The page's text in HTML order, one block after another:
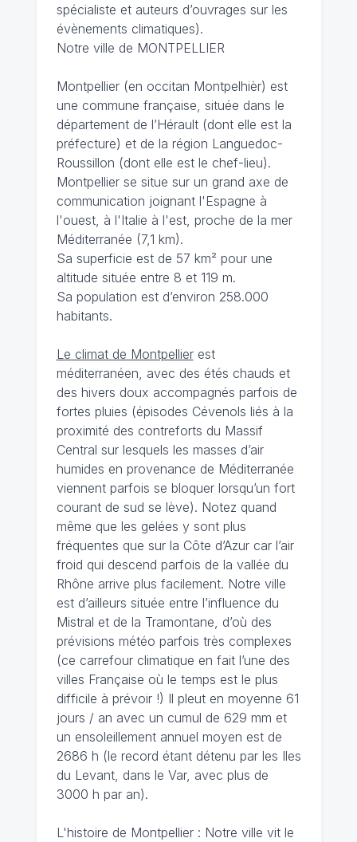
spécialiste et auteurs d’ouvrages sur les
évènements climatiques).
Notre ville de MONTPELLIER
Montpellier (en occitan Montpelhièr) est
une commune française, située dans le
département de l’Hérault (dont elle est la
préfecture) et de la région Languedoc-
Roussillon (dont elle est le chef-lieu).
Montpellier se situe sur un grand axe de
communication joignant l'Espagne à
l'ouest, à l'Italie à l'est, proche de la mer
Méditerranée (7,1 km).
Sa superficie est de 57 km² pour une
altitude située entre 8 et 119 m.
Sa population est d’environ 258.000
habitants.
Le climat de Montpellierest
méditerranéen, avec des étés chauds et
des hivers doux accompagnés parfois de
fortes pluies (épisodes Cévenols liés à la
proximité des contreforts du Massif
Central sur lesquels les masses d’air
humides en provenance de Méditerranée
viennent parfois se bloquer lorsqu’un fort
courant de sud se lève). Notez quand
même que les gelées y sont plus
fréquentes que sur la Côte d’Azur car l’air
froid qui descend parfois de la vallée du
Rhône arrive plus facilement. Notre ville
est d’ailleurs située entre l’influence du
Mistral et de la Tramontane, d’où des
prévisions météo parfois très complexes
(ce carrefour climatique en fait l’une des
villes Française où le temps est le plus
difficile à prévoir !) Il pleut en moyenne 61
jours / an avec un cumul de 629 mm et
un ensoleillement annuel moyen est de
2686 h (le record étant détenu par les Iles
du Levant, dans le Var, avec plus de
3000 h par an).
L'histoire de Montpellier : Notre ville vit le